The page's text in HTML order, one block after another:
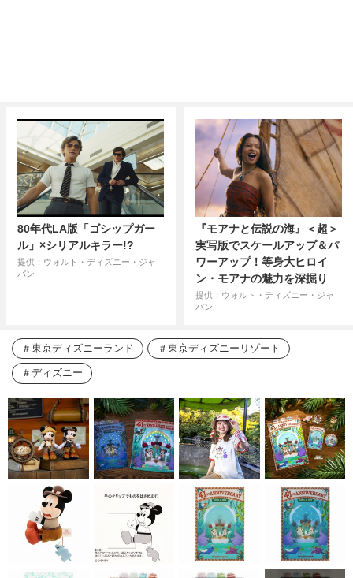
80年代LA版「ゴシップガー
ル」×シリアルキラー!?
提供：ウォルト・ディズニー・ジャ
パン
『モアナと伝説の海』＜超＞
実写版でスケールアップ＆パ
ワーアップ！等身大ヒロイ
ン・モアナの魅力を深掘り
提供：ウォルト・ディズニー・ジャ
パン
東京ディズニーランド 東京ディズニーリゾート
ディズニー